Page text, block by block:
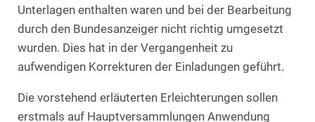
Unterlagen enthalten waren und bei der Bearbeitung
durch den Bundesanzeiger nicht richtig umgesetzt
wurden. Dies hat in der Vergangenheit zu
aufwendigen Korrekturen der Einladungen geführt.
Die vorstehend erläuterten Erleichterungen sollen
erstmals auf Hauptversammlungen Anwendung